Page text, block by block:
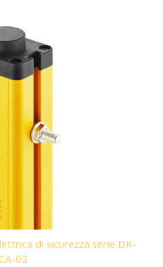
di sicurezza serie DK-
02